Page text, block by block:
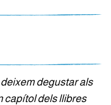
degustar als
capítol dels llibres